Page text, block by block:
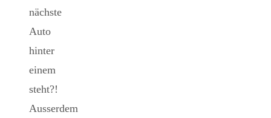
nächste
Auto
hinter
einem
steht?!
Ausserdem